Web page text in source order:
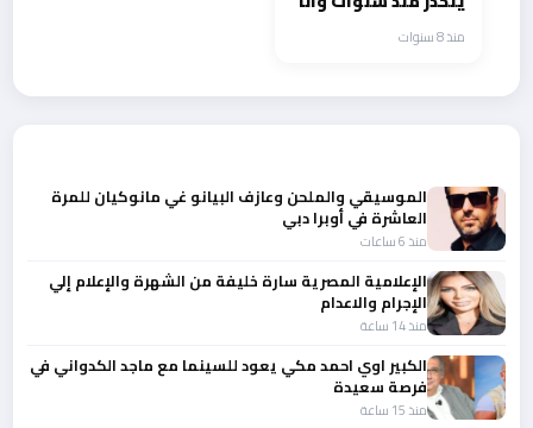
خرقت قلوب الناس
بالكمان”
منذ 8 سنوات
الموسيقي والملحن وعازف البيانو غي مانوكيان للمرة
العاشرة في أوبرا دبي
منذ 6 ساعات
الإعلامية المصرية سارة خليفة من الشهرة والإعلام إلي
الإجرام والاعدام
منذ 14 ساعة
الكبير اوي احمد مكي يعود للسينما مع ماجد الكدواني في
فرصة سعيدة
منذ 15 ساعة